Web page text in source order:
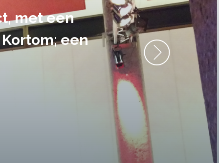
heb ik
Alles